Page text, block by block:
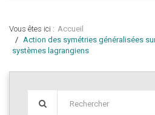
Vous êtes ici : Accueil
Action des symétries généralisées
systèmes lagrangiens